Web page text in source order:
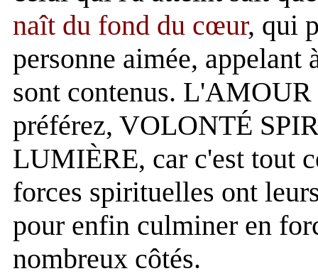
naît du fond du cœur, qui
personne aimée,
sont contenus.
préférez, VOLONTÉ
LUMIÈRE, car c'est tout
forces spirituelles ont
pour enfin culminer en
nombreux côtés.